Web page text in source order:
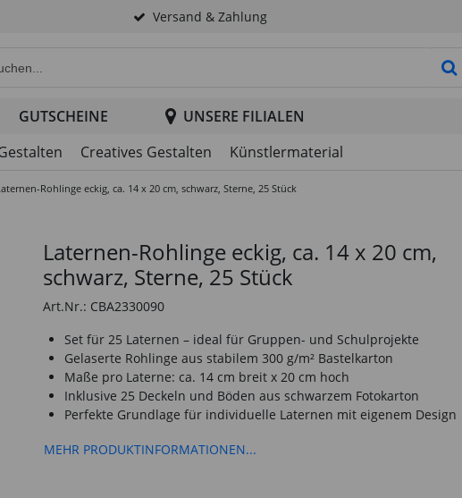
Versand & Zahlung
GUTSCHEINE
UNSERE FILIALEN
Creatives Gestalten Künstlermaterial
Rohlinge eckig, ca. 14 x 20 cm, schwarz, Sterne, 25 Stück
Laternen-Rohlinge eckig, ca. 14 x 20 cm,
schwarz, Sterne, 25 Stück
Art.Nr.: CBA2330090
Set für 25 Laternen – ideal für Gruppen- und Schulprojekte
Gelaserte Rohlinge aus stabilem 300 g/m² Bastelkarton
Maße pro Laterne: ca. 14 cm breit x 20 cm hoch
Inklusive 25 Deckeln und Böden aus schwarzem Fotokarton
Perfekte Grundlage für individuelle Laternen mit eigenem Design
MEHR PRODUKTINFORMATIONEN...